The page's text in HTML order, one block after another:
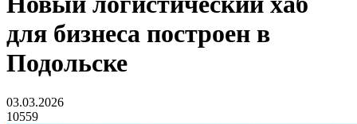
для бизнеса построен в
Подольске
03.03.2026
10559